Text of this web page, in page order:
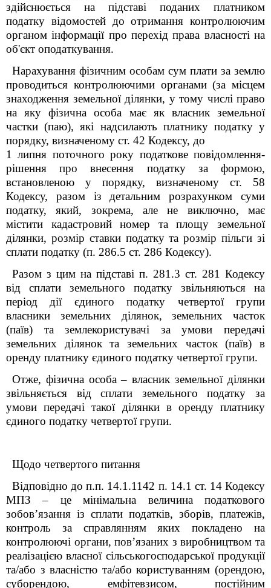
здійснюється на підставі поданих платником
податку відомостей до отримання контролюючим
органом інформації про перехід права власності на
об'єкт оподаткування.
Нарахування фізичним особам сум плати за землю
проводиться контролюючими органами (за місцем
знаходження земельної ділянки, у тому числі право
на яку фізична особа має як власник земельної
частки (паю), які надсилають платнику податку у
порядку, визначеному ст. 42 Кодексу, до
1 липня поточного року податкове повідомлення-
рішення про внесення податку за формою,
встановленою у порядку, визначеному ст. 58
Кодексу, разом із детальним розрахунком суми
податку, який, зокрема, але не виключно, має
містити кадастровий номер та площу земельної
ділянки, розмір ставки податку та розмір пільги зі
сплати податку (п. 286.5 ст. 286 Кодексу).
Разом з цим на підставі п. 281.3 ст. 281 Кодексу
від сплати земельного податку звільняються на
період дії єдиного податку четвертої групи
власники земельних ділянок, земельних часток
(паїв) та землекористувачі за умови передачі
земельних ділянок та земельних часток (паїв) в
оренду платнику єдиного податку четвертої групи.
Отже, фізична особа – власник земельної ділянки
звільняється від сплати земельного податку за
умови передачі такої ділянки в оренду платнику
єдиного податку четвертої групи.
Щодо четвертого питання
Відповідно до п.п. 14.1.1142 п. 14.1 ст. 14 Кодексу
МПЗ – це мінімальна величина податкового
зобов’язання із сплати податків, зборів, платежів,
контроль за справлянням яких покладено на
контролюючі органи, пов’язаних з виробництвом та
реалізацією власної сільськогосподарської продукції
та/або з власністю та/або користуванням (орендою,
суборендою, емфітевзисом, постійним